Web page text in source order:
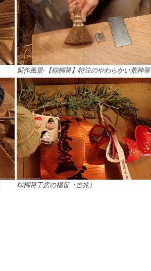
製作風景-【棕櫚箒】特注のやわらかい荒神箒
棕櫚箒工房の福笹（吉兆）